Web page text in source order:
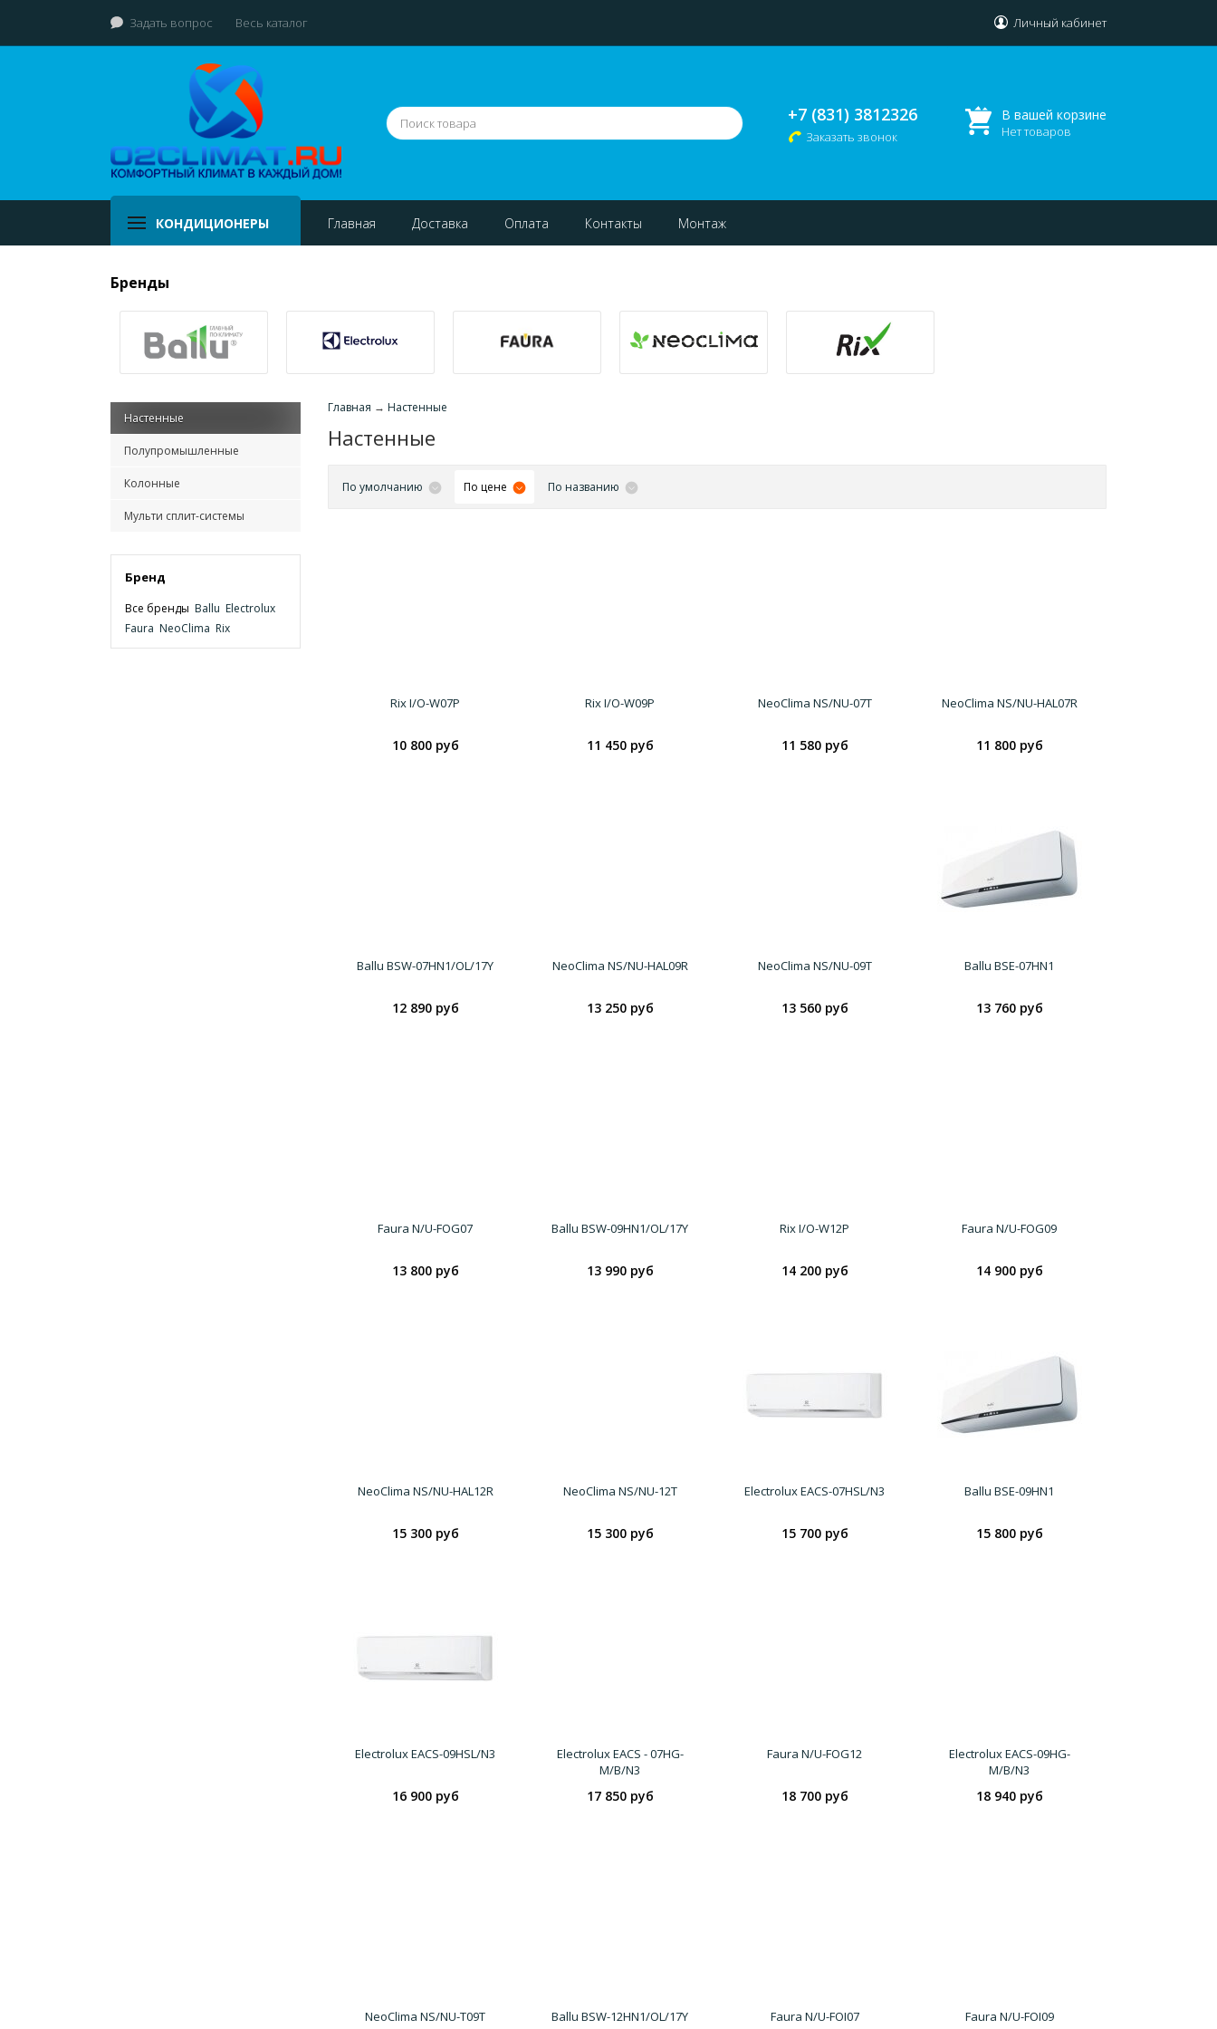
Задать вопрос Весь каталог Личный кабинет
+7 (831) 3812326
Заказать звонок
В вашей корзине
Нет товаров
КОНДИЦИОНЕРЫ Главная Доставка Оплата Контакты Монтаж
Бренды
Настенные
Полупромышленные
Колонные
Мульти сплит-системы
Бренд
Все бренды Ballu Electrolux
Faura NeoClima Rix
Главная → Настенные
Настенные
По умолчанию По цене По названию
Rix I/O-W07P
10 800 руб
Rix I/O-W09P
11 450 руб
NeoClima NS/NU-07T
11 580 руб
NeoClima NS/NU-HAL07R
11 800 руб
Ballu BSW-07HN1/OL/17Y
12 890 руб
NeoClima NS/NU-HAL09R
13 250 руб
NeoClima NS/NU-09T
13 560 руб
Ballu BSE-07HN1
13 760 руб
Faura N/U-FOG07
13 800 руб
Ballu BSW-09HN1/OL/17Y
13 990 руб
Rix I/O-W12P
14 200 руб
Faura N/U-FOG09
14 900 руб
NeoClima NS/NU-HAL12R
15 300 руб
NeoClima NS/NU-12T
15 300 руб
Electrolux EACS-07HSL/N3
15 700 руб
Ballu BSE-09HN1
15 800 руб
Electrolux EACS-09HSL/N3
16 900 руб
Electrolux EACS - 07HG-
M/B/N3
17 850 руб
Faura N/U-FOG12
18 700 руб
Electrolux EACS-09HG-
M/B/N3
18 940 руб
NeoClima NS/NU-T09T Ballu BSW-12HN1/OL/17Y Faura N/U-FOI07 Faura N/U-FOI09